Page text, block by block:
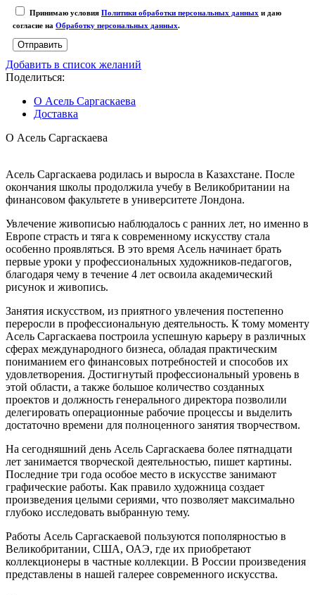
Принимаю условия Политики обработки персональных данных и даю
согласие на Обработку персональных данных.
Отправить
Добавить в список желаний
Поделиться:
О Асель Саргаскаева
Доставка
О Асель Саргаскаева
Асель Саргаскаева родилась и выросла в Казахстане. После
окончания школы продолжила учебу в Великобритании на
финансовом факультете в университете Лондона.
Увлечение живописью наблюдалось с ранних лет, но именно в
Европе страсть и тяга к современному искусству стала
особенно проявляться. В это время Асель начинает брать
первые уроки у профессиональных художников-педагогов,
благодаря чему в течение 4 лет освоила академический
рисунок и живопись.
Занятия искусством, из приятного увлечения постепенно
переросли в профессиональную деятельность. К тому моменту
Асель Саргаскаева построила успешную карьеру в различных
сферах международного бизнеса, обладая практическим
пониманием его финансовых потребностей и способов их
удовлетворения. Достигнутый профессиональный уровень в
этой области, а также большое количество созданных
проектов и должность генерального директора позволили
делегировать операционные рабочие процессы и выделить
достаточно времени для полноценного занятия творчеством.
На сегодняшний день Асель Саргаскаева более пятнадцати
лет занимается творческой деятельностью, пишет картины.
Последние три года особое место в искусстве занимают
графические работы. Как правило художница создает
произведения целыми сериями, что позволяет максимально
глубоко исследовать выбранную тему.
Работы Асель Саргаскаевой пользуются пополярностью в
Великобритании, США, ОАЭ, где их приобретают
коллекционеры в частные коллекции. В России произведения
представлены в нашей галерее современного искусства.